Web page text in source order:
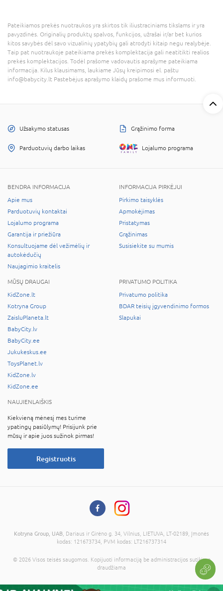
Pateikiamos prekės nuotraukos yra skirtos tik iliustraciniams tikslams ir yra
pavyzdinės. Originalių produktų spalvos, funkcijos, užrašai ir/ar bet kurios
kitos savybės dėl savo vizualinių ypatybių gali atrodyti kitaip negu realybėje.
Taip pat nuotraukoje pateikiama prekės komplektacija gali neatitikti realios
prekės komplektacijos. Todėl prašome vadovautis aprašyme pateikiama
informacija. Kilus klausimams, laukiame Jūsų kreipimosi el. paštu
info@babycity.lt Pastebėjus aprašymo klaidų prašome mus informuoti.
Užsakymo statusas Grąžinimo forma
Parduotuvių darbo laikas Lojalumo programa
BENDRA INFORMACIJA
Apie mus
Parduotuvių kontaktai
Lojalumo programa
Garantija ir priežiūra
Konsultuojame dėl vežimėlių ir
autokėdučių
Naujagimio kraitelis
INFORMACIJA PIRKĖJUI
Pirkimo taisyklės
Apmokėjimas
Pristatymas
Grąžinimas
Susisiekite su mumis
MŪSŲ DRAUGAI
KidZone.lt
Kotryna Group
ZaisluPlaneta.lt
BabyCity.lv
BabyCity.ee
Jukukeskus.ee
ToysPlanet.lv
KidZone.lv
KidZone.ee
PRIVATUMO POLITIKA
Privatumo politika
BDAR teisių įgyvendinimo formos
Slapukai
NAUJIENLAIŠKIS
Kiekvieną mėnesį mes turime
ypatingų pasiūlymų! Prisijunk prie
mūsų ir apie juos sužinok pirmas!
Registruotis
Kotryna Group, UAB , Dariaus ir Girėno g. 34, Vilnius, LIETUVA, LT-02189, Įmonės
kodas: 121673734, PVM kodas: LT216737314
© 2026 Visos teisės saugomos. Kopijuoti informaciją be administracijos sutikimo
draudžiama